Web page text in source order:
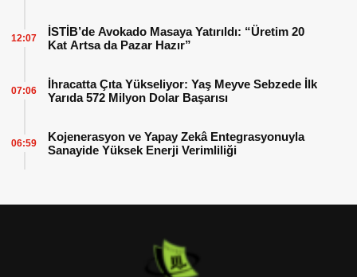
İSTİB’de Avokado Masaya Yatırıldı: “Üretim 20
Kat Artsa da Pazar Hazır”
12:07
İhracatta Çıta Yükseliyor: Yaş Meyve Sebzede İlk
Yarıda 572 Milyon Dolar Başarısı
07:06
Kojenerasyon ve Yapay Zekâ Entegrasyonuyla
Sanayide Yüksek Enerji Verimliliği
06:59